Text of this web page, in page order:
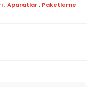
,Aparatlar , Paketleme